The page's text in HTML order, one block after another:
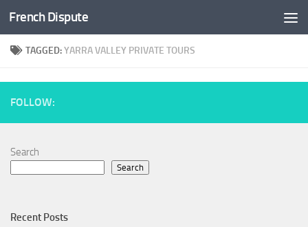
Skip to content
French Dispute
TAGGED:YARRA VALLEY PRIVATE TOURS
FOLLOW:
Search
Search
Recent Posts